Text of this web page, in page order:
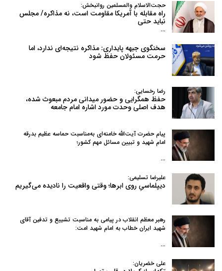
حجت‌الاسلام والمسلمین روانبخش:
راه مقابله با آمریکا مقاومت است، نه مذاکره/ مجلس
نباید حتی
…
سخنگوی جبهه پایداری: مذاکره نتیجه‌ای ندارد، اما
حرمت مسئولان حفظ شود
رضا رخسایی:
حفظ همگرایی و حضور میدانی مردم مبعوث شده،
هدف اصلی وحدت مورد اشاره امام جامعه
پیام حضرت آیت‌الله خامنه‌ای به‌مناسبت حماسه عظیم بدرقه
امام شهید و تبیین مسائل مهم کشور؛
…
علیرضا تسلیمی:
دیپلماسیِ روی ابرها؛ وقتی واقعیت را نادیده می‌گیریم
رهبر معظم انقلاب در پیامی به‌ مناسبت تشییع و تدفین آقای
شهید ایران خطاب به امام شهید امت:
…
علی خضریان: